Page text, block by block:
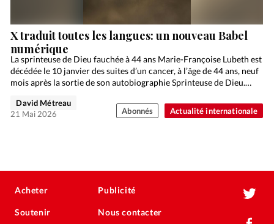
Actualité internationale
X traduit toutes les langues: un nouveau Babel
numérique
La sprinteuse de Dieu fauchée à 44 ans Marie-Françoise Lubeth est
décédée le 10 janvier des suites d’un cancer, à l’âge de 44 ans, neuf
mois après la sortie de son autobiographie Sprinteuse de Dieu.…
David Métreau
21 Mai 2026
Abonnés
Acheter
Soutenir
Publicité
Nous contacter